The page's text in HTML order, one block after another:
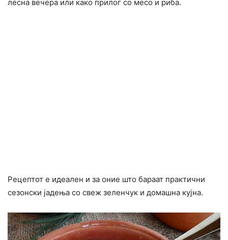
лесна вечера или како прилог со месо и риба.
Рецептот е идеален и за оние што бараат практични
сезонски јадења со свеж зеленчук и домашна кујна.